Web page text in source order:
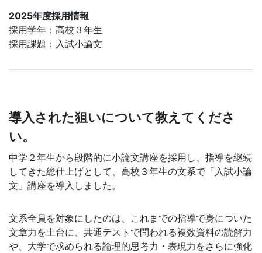
の
先
生
ご
指
導
の
さ
2025年度採用情報
採用学年：高校３年生
採用課題：入試小論文
導入された狙いについて教えてくださ
い。
中学２年生から段階的に小論文講座を採用し、指導を継続
してきた総仕上げとして、高校３年生の文系で「入試小論
文」講座を導入しました。
文系全員を対象にしたのは、これまでの指導で身についた
文章力を土台に、共通テストで問われる複数資料の読解力
や、大学で求められる論理的思考力・表現力をさらに強化